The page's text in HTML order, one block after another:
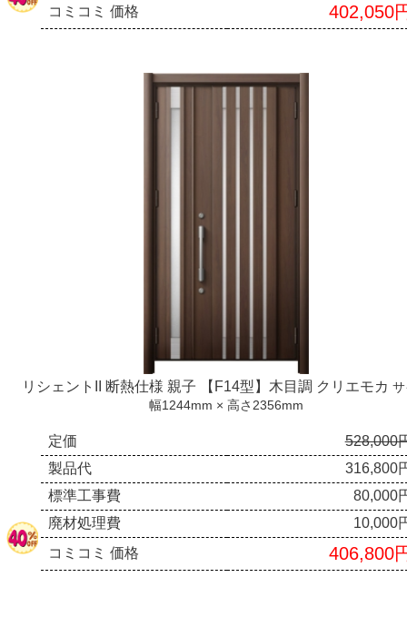
コミコミ 価格
402,050
リシェントII 断熱仕様 親子 【F14型】木目調 クリエモカ
幅1244mm × 高さ2356mm
定価
528,000
製品代
316,800
標準工事費
80,000
廃材処理費
10,000
コミコミ 価格
406,800